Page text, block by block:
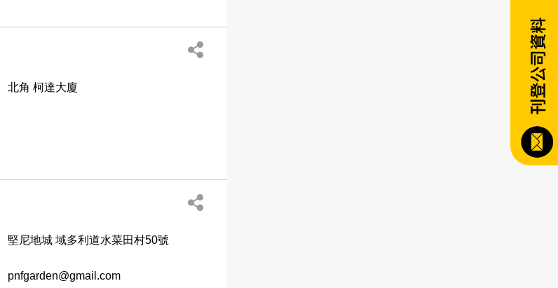
北角 柯達大廈
堅尼地城 域多利道水菜田村50號
pnfgarden@gmail.com